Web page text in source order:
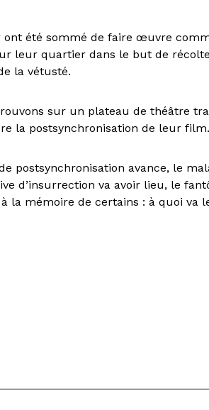
ont été sommé de faire œuvre
leur quartier dans le but de
la vétusté.
sur un plateau de théâtre
la postsynchronisation de leur
postsynchronisation avance, le
d’insurrection va avoir lieu, le
la mémoire de certains : à quoi va